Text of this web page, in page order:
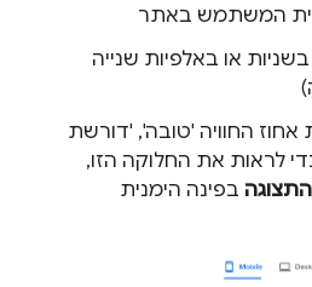
המשתמש באתר
או באלפיות שנייה
החוויה 'טובה', 'דורשת
לראות את החלוקה הזו,
בפינה הימנית